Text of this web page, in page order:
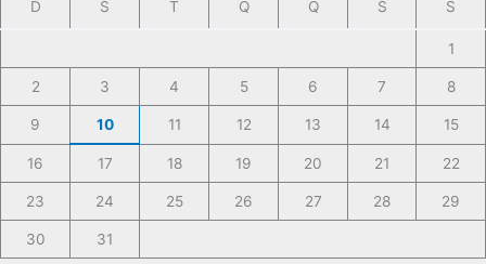
D S T Q Q S S
1
2 3 4 5 6 7 8
9 10 11 12 13 14 15
16 17 18 19 20 21 22
23 24 25 26 27 28 29
30 31